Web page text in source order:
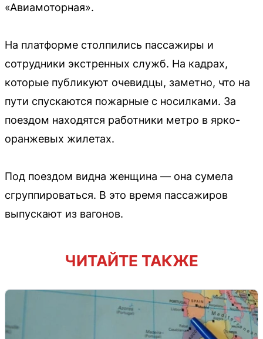
«Авиамоторная».
На платформе столпились пассажиры и
сотрудники экстренных служб. На кадрах,
которые публикуют очевидцы, заметно, что на
пути спускаются пожарные с носилками. За
поездом находятся работники метро в ярко-
оранжевых жилетах.
Под поездом видна женщина — она сумела
сгруппироваться. В это время пассажиров
выпускают из вагонов.
ЧИТАЙТЕ ТАКЖЕ